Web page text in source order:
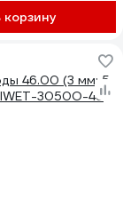
корзину